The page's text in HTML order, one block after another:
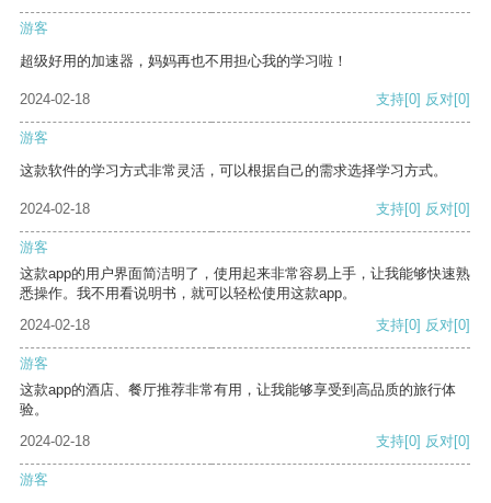
游客
超级好用的加速器，妈妈再也不用担心我的学习啦！
2024-02-18 支持[0] 反对[0]
游客
这款软件的学习方式非常灵活，可以根据自己的需求选择学习方式。
2024-02-18 支持[0] 反对[0]
游客
这款app的用户界面简洁明了，使用起来非常容易上手，让我能够快速熟
悉操作。我不用看说明书，就可以轻松使用这款app。
2024-02-18
支持[0] 反对[0]
游客
这款app的酒店、餐厅推荐非常有用，让我能够享受到高品质的旅行体
验。
2024-02-18
支持[0] 反对[0]
游客